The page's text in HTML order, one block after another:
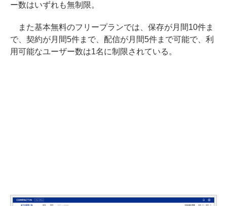
ー数はいずれも無制限。
また基本無料のフリープランでは、保存が月間10件ま
で、契約が月間5件まで、配信が月間5件まで可能で、利
用可能なユーザー数は1名に制限されている。